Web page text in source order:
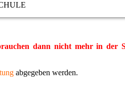
dann nicht mehr in der
abgegeben werden.